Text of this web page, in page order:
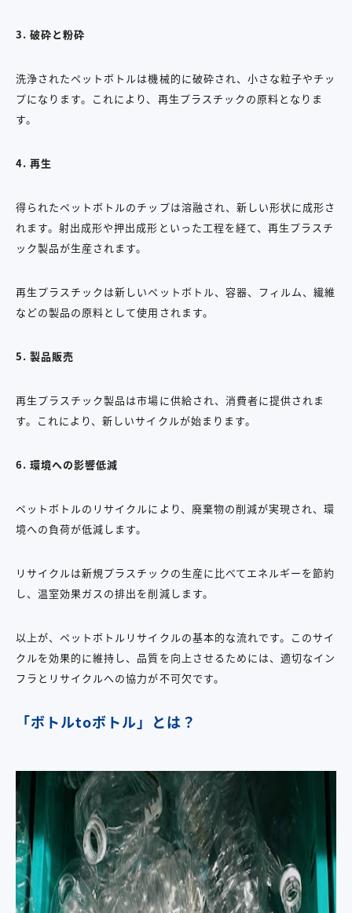
3. 破砕と粉砕
洗浄されたペットボトルは機械的に破砕され、小さな粒子やチッ
プになります。これにより、再生プラスチックの原料となりま
す。
4. 再生
得られたペットボトルのチップは溶融され、新しい形状に成形さ
れます。射出成形や押出成形といった工程を経て、再生プラスチ
ック製品が生産されます。
再生プラスチックは新しいペットボトル、容器、フィルム、繊維
などの製品の原料として使用されます。
5. 製品販売
再生プラスチック製品は市場に供給され、消費者に提供されま
す。これにより、新しいサイクルが始まります。
6. 環境への影響低減
ペットボトルのリサイクルにより、廃棄物の削減が実現され、環
境への負荷が低減します。
リサイクルは新規プラスチックの生産に比べてエネルギーを節約
し、温室効果ガスの排出を削減します。
以上が、ペットボトルリサイクルの基本的な流れです。このサイ
クルを効果的に維持し、品質を向上させるためには、適切なイン
フラとリサイクルへの協力が不可欠です。
「ボトルtoボトル」とは？